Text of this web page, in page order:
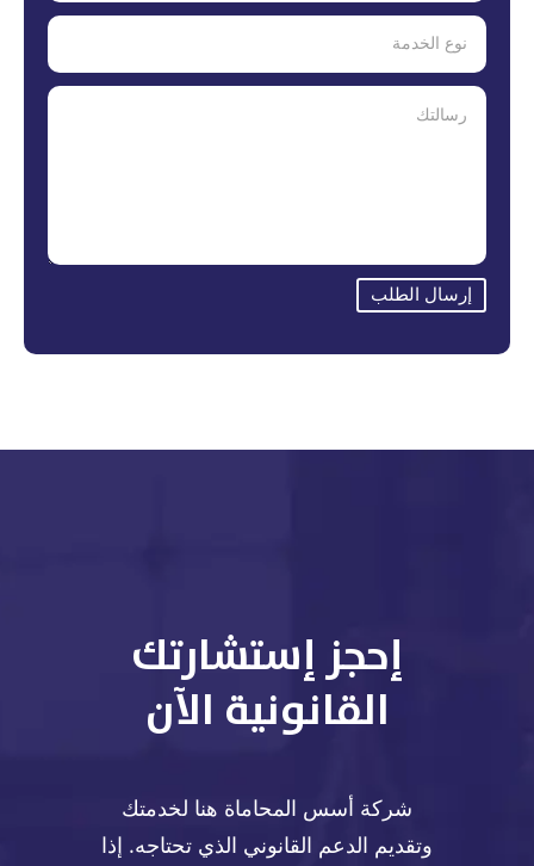
إرسال الطلب
إحجز إستشارتك
القانونية الآن
شركة أسس المحاماة هنا لخدمتك
وتقديم الدعم القانوني الذي تحتاجه. إذا